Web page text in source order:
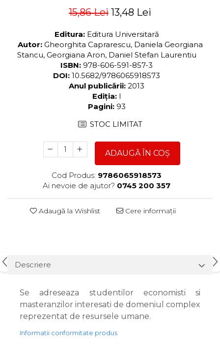
15,86 Lei 13,48 Lei
Editura: Editura Universitară
Autor: Gheorghita Caprarescu, Daniela Georgiana
Stancu, Georgiana Aron, Daniel Stefan Laurentiu
ISBN: 978-606-591-857-3
DOI: 10.5682/9786065918573
Anul publicării: 2013
Ediția: I
Pagini: 93
STOC LIMITAT
ADAUGĂ ÎN COȘ
Cod Produs: 9786065918573
Ai nevoie de ajutor? 0745 200 357
Adaugă la Wishlist Cere informații
Descriere
Se adreseaza studentilor economisti si
masteranzilor interesati de domeniul complex
reprezentat de resursele umane.
Informatii conformitate produs